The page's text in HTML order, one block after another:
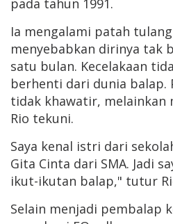
pada tahun 1991.
Ia mengalami patah
menyebabkan dirinya tak
satu bulan. Kecelakaan
berhenti dari dunia balap.
tidak khawatir, melainkan
Rio tekuni.
Saya kenal istri dari
Gita Cinta dari SMA. Jadi
ikut-ikutan balap," tutur
Selain menjadi pembalap